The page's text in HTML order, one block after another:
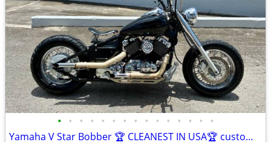
• • • • • • • • • • • • • • •
Yamaha V Star Bobber 🏆 CLEANEST IN USA🏆 custom with FL title in hand